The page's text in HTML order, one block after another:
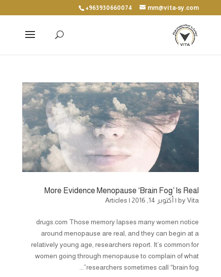
+963930660074 mm@vita-sy.com
More Evidence Menopause ‘Brain Fog’ Is Real
byVita
| أكتوبر 14, 2016 |
Articles
drugs.com Those memory lapses many women notice
around menopause are real, and they can begin at a
relatively young age, researchers report. It’s common for
women going through menopause to complain of what
researchers sometimes call “brain fog”...